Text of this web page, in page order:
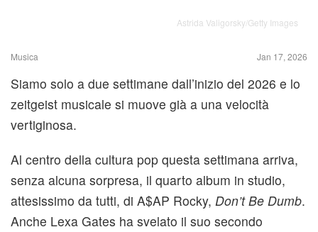
Astrida Valigorsky/Getty Images
Musica Jan 17, 2026
Siamo solo a due settimane dall’inizio del 2026 e lo
zeitgeist musicale si muove già a una velocità
vertiginosa.
Al centro della cultura pop questa settimana arriva,
senza alcuna sorpresa, il quarto album in studio,
attesissimo da tutti, di A$AP Rocky, Don’t Be Dumb.
Anche Lexa Gates ha svelato il suo secondo